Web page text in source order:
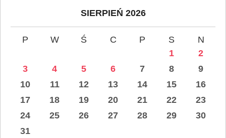
SIERPIEŃ 2026
P W Ś C P S
N
1
2
3
4 5 6 7 8
9
10
11 12 13 14 15
16
17
18 19 20 21 22
23
24
25 26 27 28 29
30
31